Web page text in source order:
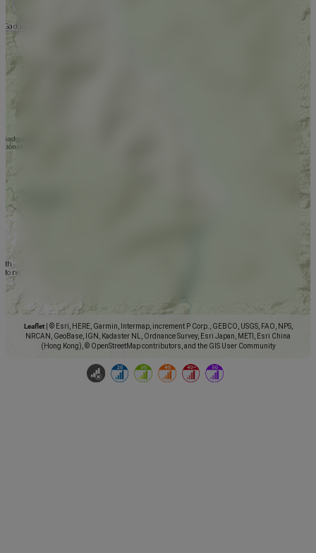
Leaflet
© Esri, HERE, Garmin, Intermap, increment P Corp., GEBCO, USGS, FAO, NPS,
NRCAN, GeoBase, IGN, Kadaster NL, Ordnance Survey, Esri Japan, METI, Esri China
(Hong Kong), © OpenStreetMap contributors, and the GIS User Community